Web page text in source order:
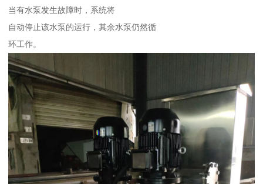
当有水泵发生故障时，系统将
自动停止该水泵的运行，其余水泵仍然循
环工作。